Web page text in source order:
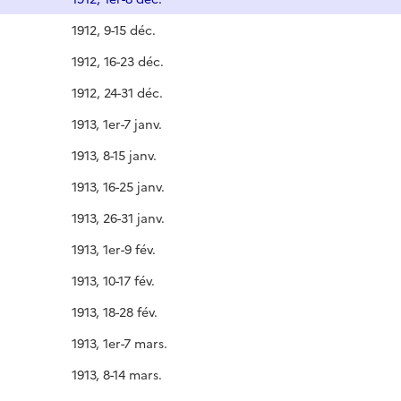
1912, 9-15 déc.
1912, 16-23 déc.
1912, 24-31 déc.
1913, 1er-7 janv.
1913, 8-15 janv.
1913, 16-25 janv.
1913, 26-31 janv.
1913, 1er-9 fév.
1913, 10-17 fév.
1913, 18-28 fév.
1913, 1er-7 mars.
1913, 8-14 mars.